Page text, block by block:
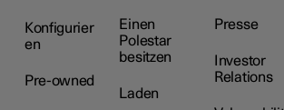
Konfigurier
en
Pre-owned
Einen
Polestar
besitzen
Laden
Presse
Investor
Relations